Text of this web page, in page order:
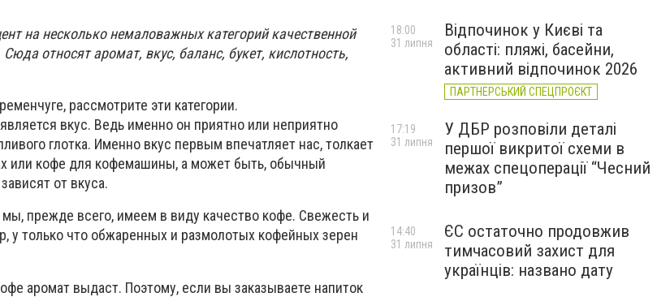
на несколько немаловажных категорий качественной
относят аромат, вкус, баланс, букет, кислотность,
рассмотрите эти категории.
вкус. Ведь именно он приятно или неприятно
глотка. Именно вкус первым впечатляет нас, толкает
или кофе для кофемашины, а может быть, обычный
от вкуса.
прежде всего, имеем в виду качество кофе. Свежесть и
у только что обжаренных и размолотых кофейных зерен
аромат выдаст. Поэтому, если вы заказываете напиток
Відпочинок у Києві та
області: пляжі, басейни,
активний відпочинок 2026
ПАРТНЕРСЬКИЙ СПЕЦПРОЄКТ
18:00
31 липня
У ДБР розповіли деталі
першої викритої схеми в
межах спецоперації “Чесний
призов”
17:19
31 липня
ЄС остаточно продовжив
тимчасовий захист для
українців: названо дату
14:40
31 липня